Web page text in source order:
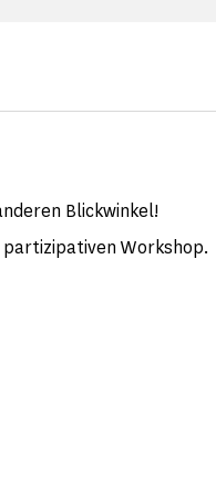
Blickwinkel!
partizipativen Workshop.